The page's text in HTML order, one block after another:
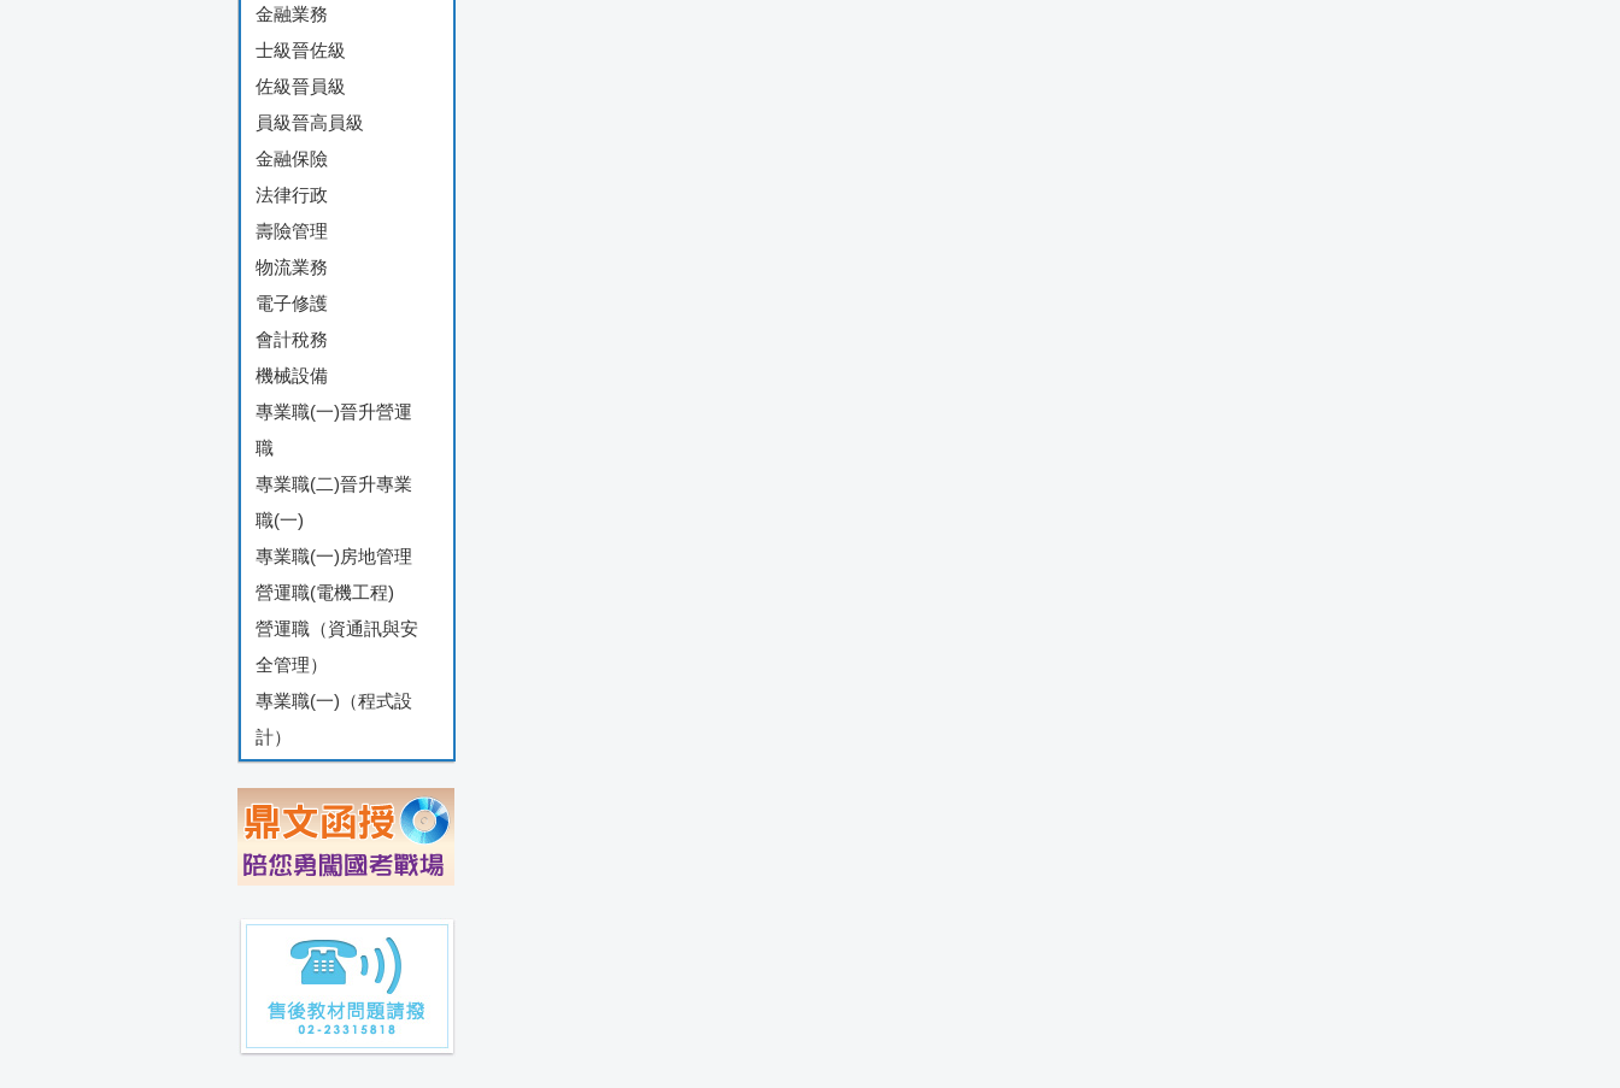
金融業務
士級晉佐級
佐級晉員級
員級晉高員級
金融保險
法律行政
壽險管理
物流業務
電子修護
會計稅務
機械設備
專業職(一)晉升營運
職
專業職(二)晉升專業
職(一)
專業職(一)房地管理
營運職(電機工程)
營運職（資通訊與安
全管理）
專業職(一)（程式設
計）